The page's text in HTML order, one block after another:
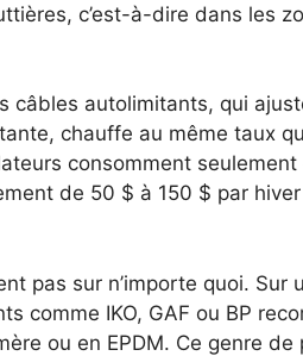
c’est-à-dire dans les
câbles autolimitants, qui
chauffe au même taux
consomment
de 50 $ à 150 $ par
pas sur n’importe quoi. Sur
comme IKO, GAF ou BP
ou en EPDM. Ce genre